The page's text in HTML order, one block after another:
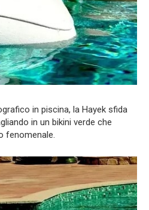
in piscina, la Hayek sfida
in un bikini verde che
fenomenale.